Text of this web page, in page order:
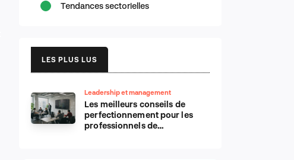
Tendances sectorielles
LES PLUS LUS
Leadership et management
Les meilleurs conseils de
perfectionnement pour les
professionnels de